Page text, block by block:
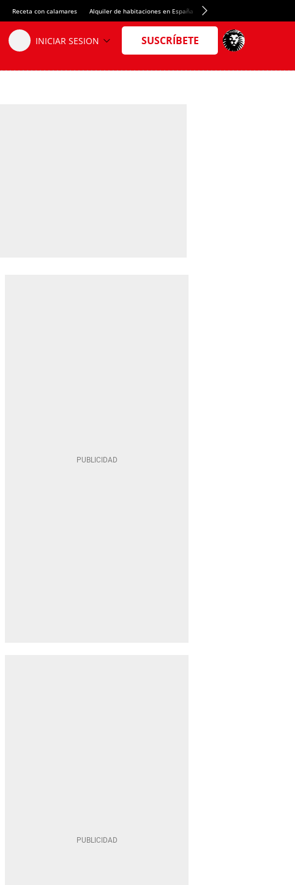
Receta con calamares Alquiler de habitaciones en España Crédito del Spotify Camp Nou